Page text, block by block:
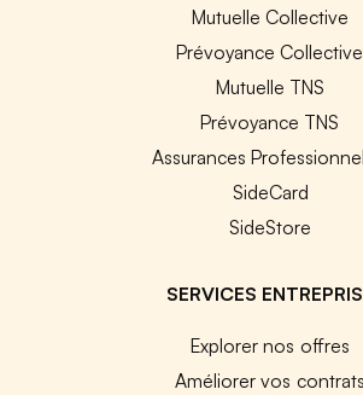
Mutuelle Collective
Prévoyance Collective
Mutuelle TNS
Prévoyance TNS
Assurances
SideCard
SideStore
SERVICES
Explorer nos offres
Améliorer vos contrats